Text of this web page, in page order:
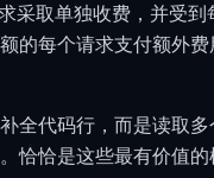
采取单独收费，并受
的每个请求支付额外
全代码行，而是读取
恰是这些最有价值的